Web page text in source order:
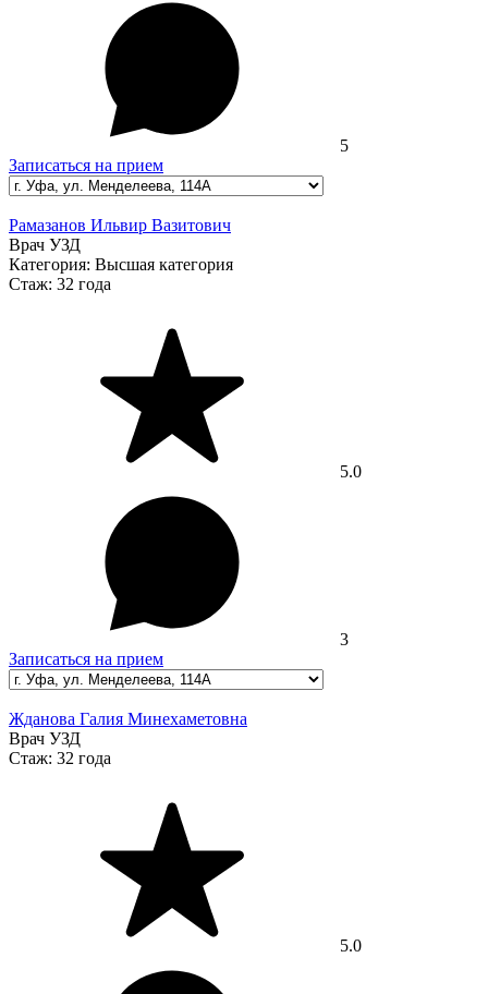
5
Записаться на прием
Рамазанов Ильвир Вазитович
Врач УЗД
Категория: Высшая категория
Стаж: 32 года
5.0
3
Записаться на прием
Жданова Галия Минехаметовна
Врач УЗД
Стаж: 32 года
5.0